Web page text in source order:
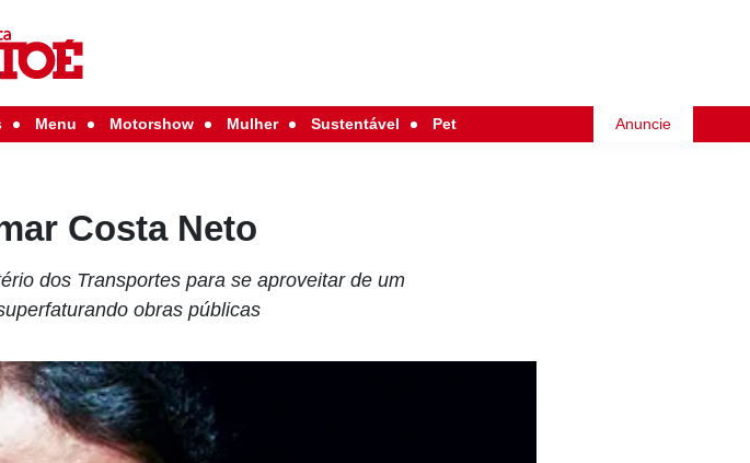
Menu Motorshow Mulher Sustentável Pet Anuncie
Costa Neto
dos Transportes para se aproveitar de um
obras públicas